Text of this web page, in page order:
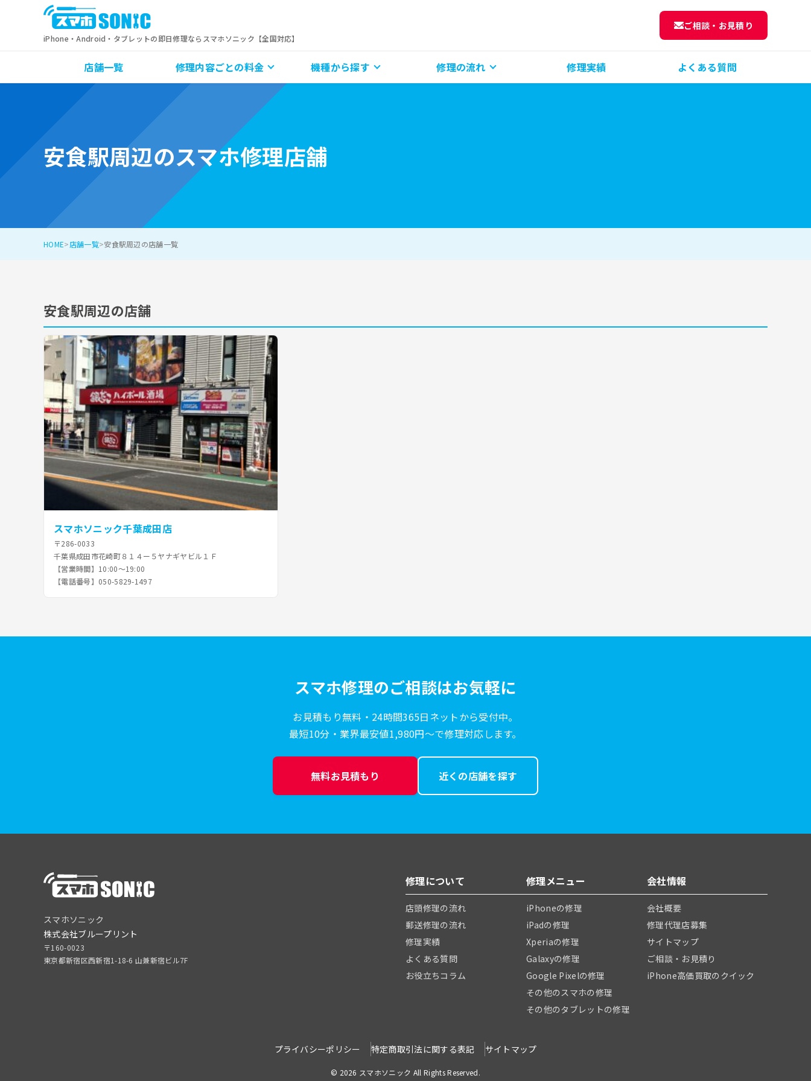
iPhone・Android・タブレットの即日修理ならスマホソニック【全国対応】
ご相談・お見積り
店舗一覧 修理内容ごとの料金 機種から探す 修理の流れ 修理実績 よくある質問
安食駅周辺のスマホ修理店舗
HOME 店舗一覧 安食駅周辺の店舗一覧
安食駅周辺の店舗
スマホソニック千葉成田店
〒286-0033
千葉県成田市花崎町８１４ー５ヤナギヤビル１Ｆ
【営業時間】 10:00～19:00
【電話番号】 050-5829-1497
スマホ修理のご相談はお気軽に
お見積もり無料・24時間365日ネットから受付中。
最短10分・業界最安値1,980円〜で修理対応します。
無料お見積もり 近くの店舗を探す
スマホソニック
株式会社ブループリント
〒160-0023
東京都新宿区西新宿1-18-6 山兼新宿ビル7F
修理について
店頭修理の流れ
郵送修理の流れ
修理実績
よくある質問
お役立ちコラム
修理メニュー
iPhoneの修理
iPadの修理
Xperiaの修理
Galaxyの修理
Google Pixelの修理
その他のスマホの修理
その他のタブレットの修理
会社情報
会社概要
修理代理店募集
サイトマップ
ご相談・お見積り
iPhone高価買取のクイック
プライバシーポリシー 特定商取引法に関する表記 サイトマップ
© 2026 スマホソニック All Rights Reserved.